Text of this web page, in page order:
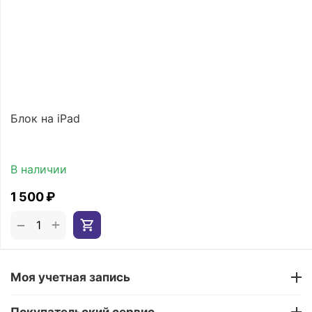
Блок на iPad
В наличии
1 500₽
+
−
Моя учетная запись